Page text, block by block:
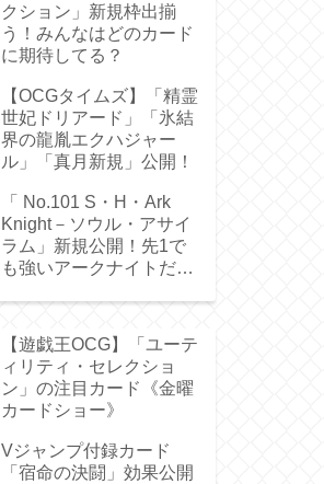
クション」新規枠出揃
う！みんなはどのカード
に期待してる？
【OCGタイムズ】「精霊
世妃ドリアード」「氷結
界の龍胤エクハジャー
ル」「真月新規」公開！
「 No.101 S・H・Ark
Knight－ソウル・アサイ
ラム」新規公開！先1で
も強いアークナイトだ
【遊戯王OCG】「ユーテ
ィリティ・セレクショ
ン」の注目カード《金曜
カードショー》
Vジャンプ付録カード
「宿命の決闘」効果公開